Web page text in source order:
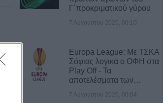
Γ΄προκριματικού γύρου
7 Αυγούστου 2026, 00:10
Europa League: Με ΤΣΚΑ
Σόφιας λογικά ο ΟΦΗ στα
Play Off - Τα
αποτελέσματα των…
7 Αυγούστου 2026, 00:04